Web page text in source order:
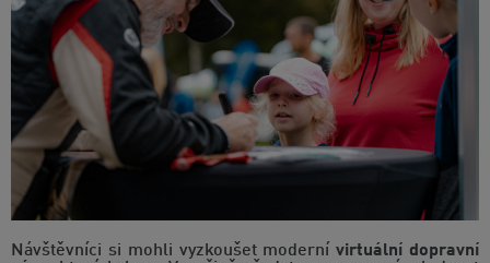
Návštěvníci si mohli vyzkoušet modernívirtuální dopravní